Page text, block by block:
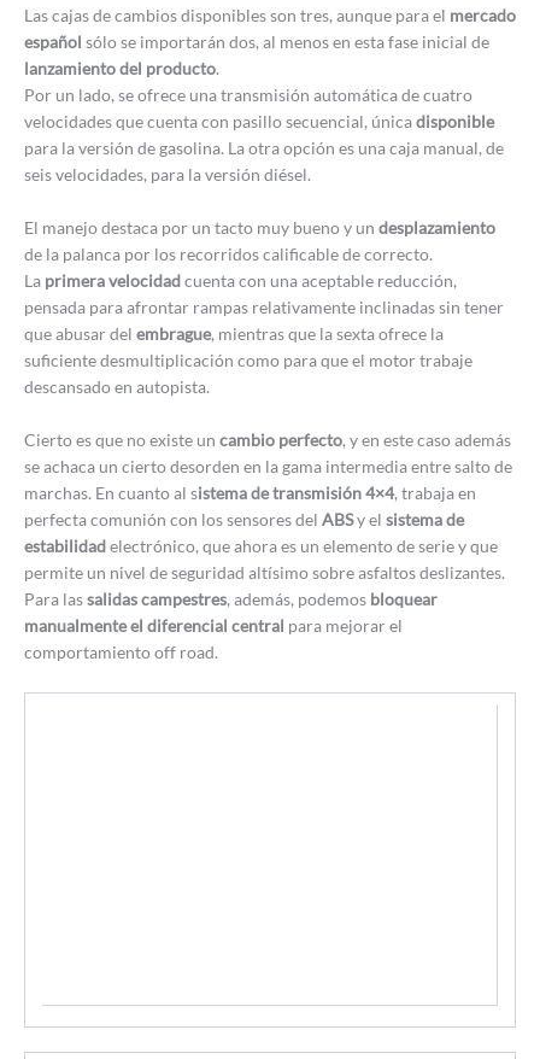
Las cajas de cambios disponibles son tres, aunque para el mercado
español sólo se importarán dos, al menos en esta fase inicial de
lanzamiento del producto.
Por un lado, se ofrece una transmisión automática de cuatro
velocidades que cuenta con pasillo secuencial, únicadisponible
para la versión de gasolina. La otra opción es una caja manual, de
seis velocidades, para la versión diésel.
El manejo destaca por un tacto muy bueno y un desplazamiento
de la palanca por los recorridos calificable de correcto.
La primera velocidadcuenta con una aceptable reducción,
pensada para afrontar rampas relativamente inclinadas sin tener
que abusar del embrague, mientras que la sexta ofrece la
suficiente desmultiplicación como para que el motor trabaje
descansado en autopista.
Cierto es que no existe un cambio perfecto, y en este caso además
se achaca un cierto desorden en la gama intermedia entre salto de
marchas. En cuanto al sistema de transmisión 4×4, trabaja en
perfecta comunión con los sensores del ABSy el sistema de
estabilidadelectrónico, que ahora es un elemento de serie y que
permite un nivel de seguridad altísimo sobre asfaltos deslizantes.
Para lassalidas campestres, además, podemos bloquear
manualmente el diferencial central para mejorar el
comportamiento off road.